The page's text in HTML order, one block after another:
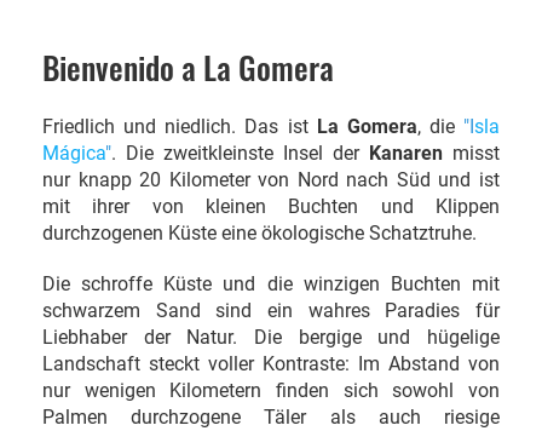
Bienvenido a La Gomera
Friedlich und niedlich. Das ist La Gomera, die "Isla
Mágica". Die zweitkleinste Insel der Kanaren misst
nur knapp 20 Kilometer von Nord nach Süd und ist
mit ihrer von kleinen Buchten und Klippen
durchzogenen Küste eine ökologische Schatztruhe.
Die schroffe Küste und die winzigen Buchten mit
schwarzem Sand sind ein wahres Paradies für
Liebhaber der Natur. Die bergige und hügelige
Landschaft steckt voller Kontraste: Im Abstand von
nur wenigen Kilometern finden sich sowohl von
Palmen durchzogene Täler als auch riesige